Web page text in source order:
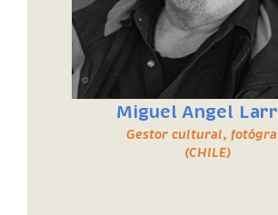
Miguel Angel
Gestor cultural,
(CHILE)